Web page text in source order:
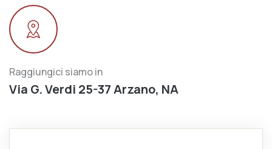
Raggiungici siamo in
Via G. Verdi 25-37 Arzano, NA